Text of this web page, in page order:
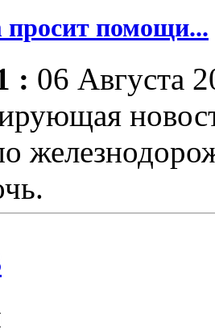
просит помощи...
: 06 Августа